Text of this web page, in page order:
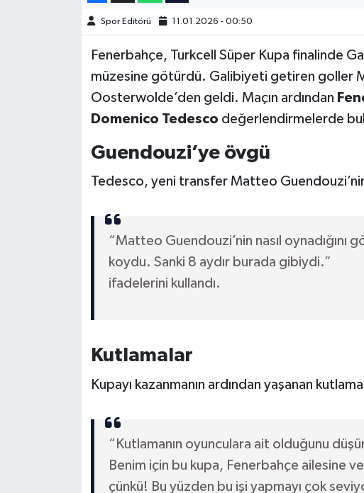
Spor Editörü 11.01.2026 - 00:50
Fenerbahçe, Turkcell Süper Kupa finalinde
müzesine götürdü. Galibiyeti getiren goller
Oosterwolde’den geldi. Maçın ardından
Domenico Tedesco değerlendirmelerde
Guendouzi’ye övgü
Tedesco, yeni transfer Matteo
“Matteo Guendouzi’nin nasıl
koydu. Sanki 8 aydır burada gibiydi.”
ifadelerini kullandı.
Kutlamalar
Kupayı kazanmanın ardından yaşanan
“Kutlamanın oyunculara ait olduğunu
Benim için bu kupa, Fenerbahçe ailesine
çünkü! Bu yüzden bu işi yapmayı çok
Türkiye Basketbol Ligi
Kadınlar Basketbol Ligi
Diğer Basketbol Ligleri
Motor Sporları